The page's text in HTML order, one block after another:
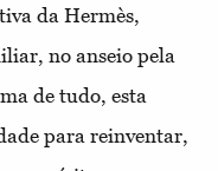
da Hermès,
no anseio pela
de tudo, esta
para reinventar,